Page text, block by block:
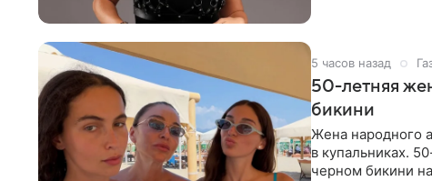
5 часов назад
50-летняя
бикини
Жена народного
в купальниках.
черном бикини